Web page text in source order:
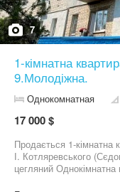
7
1-кімнатна
9.Молодіжна.
Однокомнатная
17 000 $
Продається 1-
І. Котляревського
цегляний